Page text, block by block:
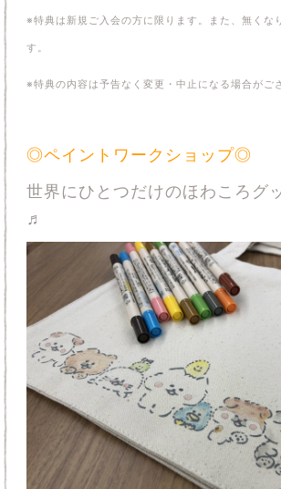
※特典は新規ご入会の方に限ります。また、無くな
す。
※特典の内容は予告なく変更・中止になる場合がご
◎ペイントワークショップ◎
世界にひとつだけのほわころグ
♬